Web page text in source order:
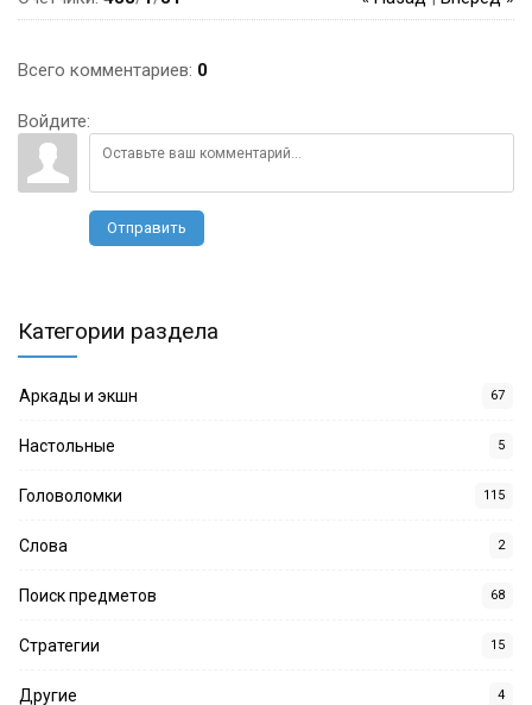
Всего комментариев: 0
Войдите:
Отправить
Категории раздела
Аркады и экшн 67
Настольные 5
Головоломки 115
Слова 2
Поиск предметов 68
Стратегии 15
Другие 4